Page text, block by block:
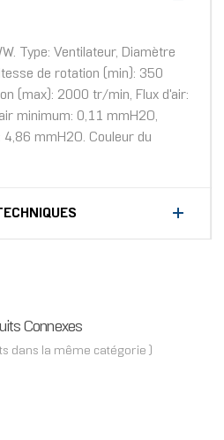
Type: Ventilateur, Diamètre
de rotation (min): 350
(max): 2000 tr/min, Flux d'air:
minimum: 0,11 mmH2O,
mmH2O. Couleur du
Connexes
dans la même catégorie )